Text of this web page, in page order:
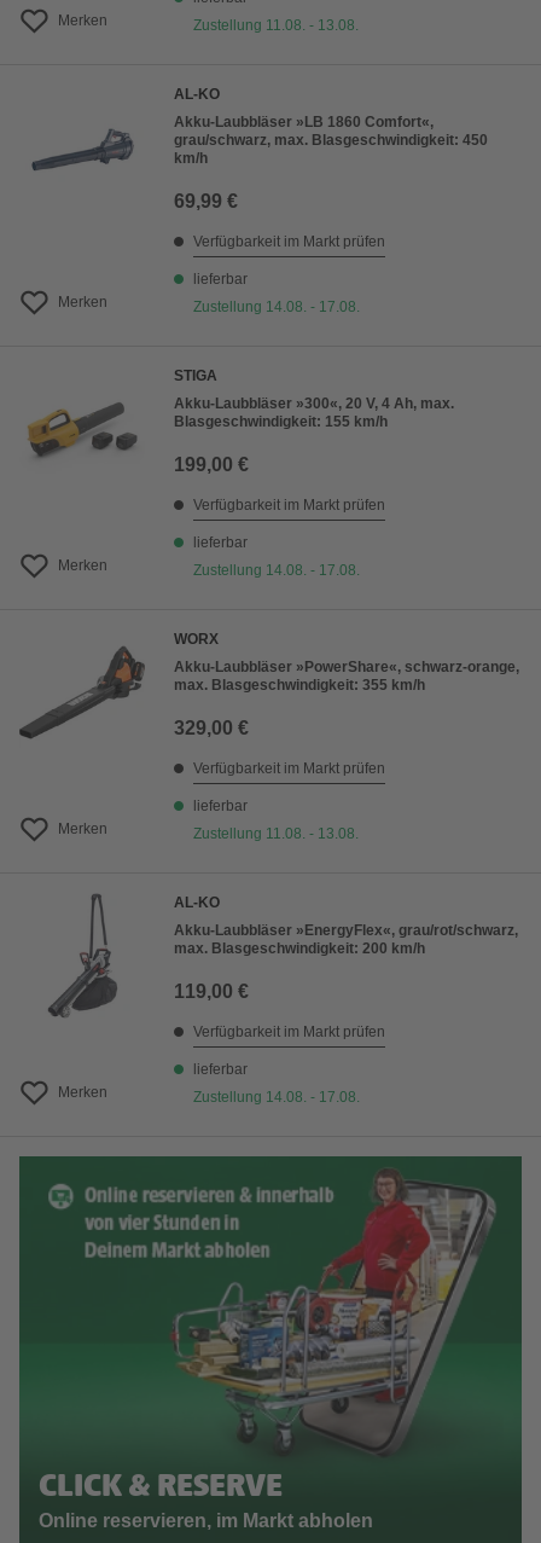
Merken
Zustellung 11.08. - 13.08.
Merken
AL-KO
Akku-Laubbläser »LB 1860 Comfort«,
grau/schwarz, max. Blasgeschwindigkeit: 450
km/h
69,99 €
Verfügbarkeit im Markt prüfen
lieferbar
Zustellung 14.08. - 17.08.
Merken
STIGA
Akku-Laubbläser »300«, 20 V, 4 Ah, max.
Blasgeschwindigkeit: 155 km/h
199,00 €
Verfügbarkeit im Markt prüfen
lieferbar
Zustellung 14.08. - 17.08.
Merken
WORX
Akku-Laubbläser »PowerShare«, schwarz-orange,
max. Blasgeschwindigkeit: 355 km/h
329,00 €
Verfügbarkeit im Markt prüfen
lieferbar
Zustellung 11.08. - 13.08.
Merken
AL-KO
Akku-Laubbläser »EnergyFlex«, grau/rot/schwarz,
max. Blasgeschwindigkeit: 200 km/h
119,00 €
Verfügbarkeit im Markt prüfen
lieferbar
Zustellung 14.08. - 17.08.
CLICK & RESERVE
Online reservieren, im Markt abholen